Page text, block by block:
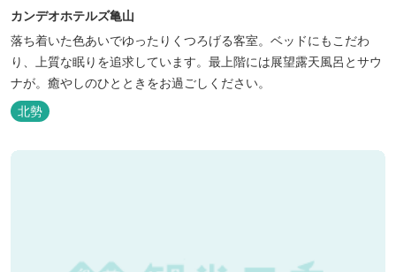
カンデオホテルズ亀山
落ち着いた色あいでゆったりくつろげる客室。ベッドにもこだわ
り、上質な眠りを追求しています。最上階には展望露天風呂とサウ
ナが。癒やしのひとときをお過ごしください。
北勢